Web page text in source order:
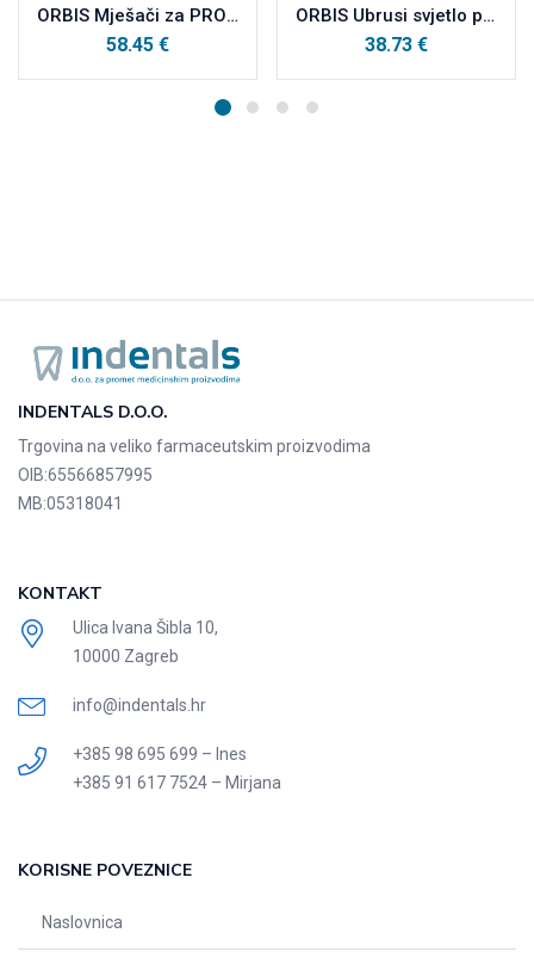
ORBIS Mješači za PROVIZORIJ Plavo/Bijeli
58.45 €
ORBIS Ubrusi svjetlo plavi a500
38.73 €
INDENTALS D.O.O.
Trgovina na veliko farmaceutskim proizvodima
OIB:65566857995
MB:05318041
KONTAKT
Ulica Ivana Šibla 10,
10000 Zagreb
info@indentals.hr
+385 98 695 699 – Ines
+385 91 617 7524 – Mirjana
KORISNE POVEZNICE
Naslovnica